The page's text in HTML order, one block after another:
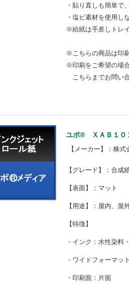
・貼り直しも簡単で
・塩ビ素材を使用し
※給紙は手差しトレ
※こちらの商品は印
※印刷をご希望の場
こちらまでお問い
ユポ® ＸＡＢ１０
【メーカー】：株式
【グレード】：合成
【表面】：マット
【用途】：屋内、屋
【特徴】
・インク：水性染料
・ワイドフォーマッ
・印刷面：片面